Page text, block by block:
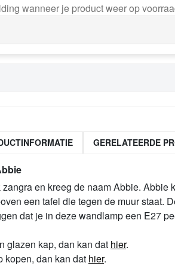
wanneer je product weer op
GERELATEERDE
en kreeg de naam Abbie.
een tafel die tegen de muur staat.
dat je in deze wandlamp een E27
glazen kap, dan kan dat hier.
kopen, dan kan dat hier.